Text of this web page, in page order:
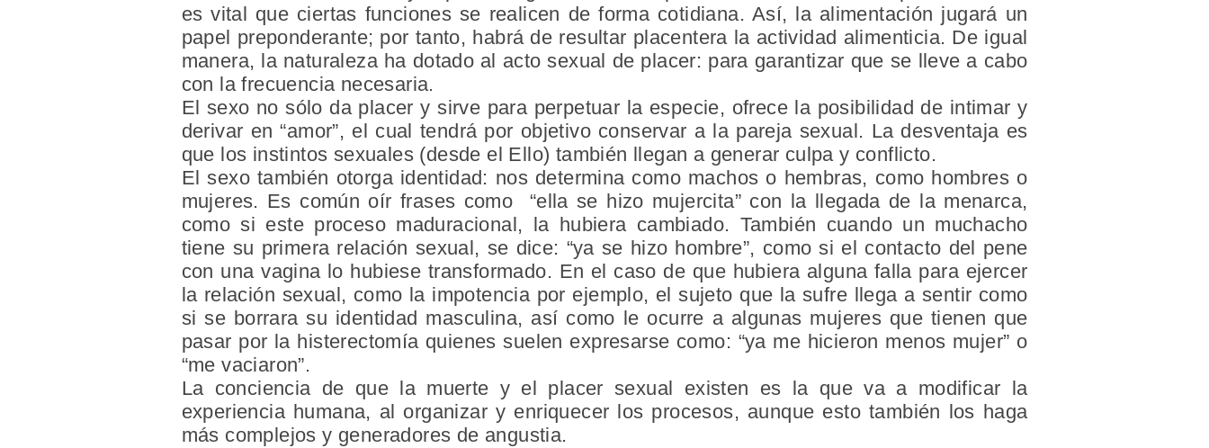
es vital que ciertas funciones se realicen de forma cotidiana. Así, la alimentación jugará un
papel preponderante; por tanto, habrá de resultar placentera la actividad alimenticia. De igual
manera, la naturaleza ha dotado al acto sexual de placer: para garantizar que se lleve a cabo
con la frecuencia necesaria.
El sexo no sólo da placer y sirve para perpetuar la especie, ofrece la posibilidad de intimar y
derivar en “amor”, el cual tendrá por objetivo conservar a la pareja sexual. La desventaja es
que los instintos sexuales (desde el Ello) también llegan a generar culpa y conflicto.
El sexo también otorga identidad: nos determina como machos o hembras, como hombres o
mujeres. Es común oír frases como “ella se hizo mujercita” con la llegada de la menarca,
como si este proceso maduracional, la hubiera cambiado. También cuando un muchacho
tiene su primera relación sexual, se dice: “ya se hizo hombre”, como si el contacto del pene
con una vagina lo hubiese transformado. En el caso de que hubiera alguna falla para ejercer
la relación sexual, como la impotencia por ejemplo, el sujeto que la sufre llega a sentir como
si se borrara su identidad masculina, así como le ocurre a algunas mujeres que tienen que
pasar por la histerectomía quienes suelen expresarse como: “ya me hicieron menos mujer” o
“me vaciaron”.
La conciencia de que la muerte y el placer sexual existen es la que va a modificar la
experiencia humana, al organizar y enriquecer los procesos, aunque esto también los haga
más complejos y generadores de angustia.